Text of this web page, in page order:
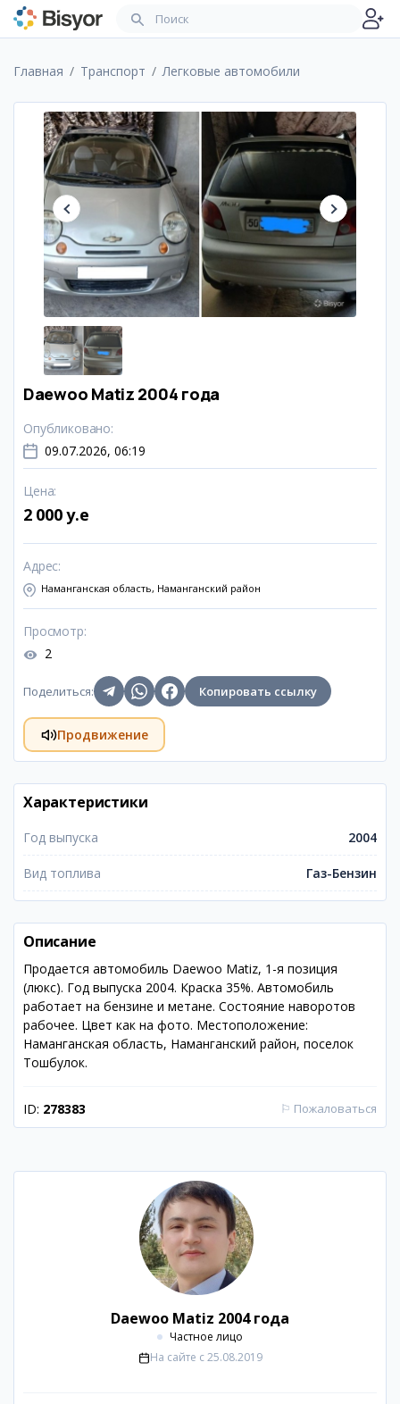
Главная Транспорт Легковые автомобили
Daewoo Matiz 2004 года
Опубликовано:
09.07.2026, 06:19
Цена:
2 000 y.e
Адрес:
Наманганская область, Наманганский район
Просмотр:
2
Поделиться: Копировать ссылку
Продвижение
Характеристики
Год выпуска 2004
Вид топлива Газ-Бензин
Описание
Продается автомобиль Daewoo Matiz, 1-я позиция
(люкс). Год выпуска 2004. Краска 35%. Автомобиль
работает на бензине и метане. Состояние наворотов
рабочее. Цвет как на фото. Местоположение:
Наманганская область, Наманганский район, поселок
Тошбулок.
ID: 278383 ⚐ Пожаловаться
Daewoo Matiz 2004 года
Частное лицо
На сайте с 25.08.2019